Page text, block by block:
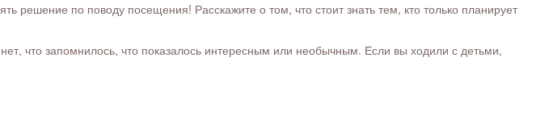
по поводу посещения! Расскажите о том, что стоит знать тем, кто только планирует
что запомнилось, что показалось интересным или необычным. Если вы ходили с детьми,